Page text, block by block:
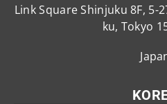
Link Square Shinjuku 8F, 5-
ku, Tokyo